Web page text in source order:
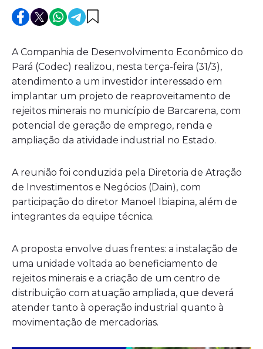
A Companhia de Desenvolvimento Econômico do
Pará (Codec) realizou, nesta terça-feira (31/3),
atendimento a um investidor interessado em
implantar um projeto de reaproveitamento de
rejeitos minerais no município de Barcarena, com
potencial de geração de emprego, renda e
ampliação da atividade industrial no Estado.
A reunião foi conduzida pela Diretoria de Atração
de Investimentos e Negócios (Dain), com
participação do diretor Manoel Ibiapina, além de
integrantes da equipe técnica.
A proposta envolve duas frentes: a instalação de
uma unidade voltada ao beneficiamento de
rejeitos minerais e a criação de um centro de
distribuição com atuação ampliada, que deverá
atender tanto à operação industrial quanto à
movimentação de mercadorias.